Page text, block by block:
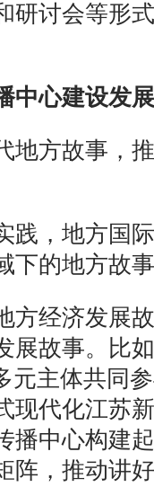
研讨会等形
中心建设发
地方故事，
，地方国际
下的地方故
经济发展故
展故事。比
元主体共同
现代化江苏
播中心构建
阵，推动讲